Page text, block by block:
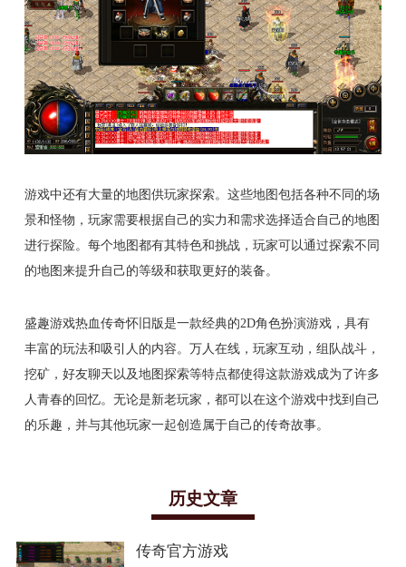
游戏中还有大量的地图供玩家探索。这些地图包括各种不同的场
景和怪物，玩家需要根据自己的实力和需求选择适合自己的地图
进行探险。每个地图都有其特色和挑战，玩家可以通过探索不同
的地图来提升自己的等级和获取更好的装备。
盛趣游戏热血传奇怀旧版是一款经典的2D角色扮演游戏，具有
丰富的玩法和吸引人的内容。万人在线，玩家互动，组队战斗，
挖矿，好友聊天以及地图探索等特点都使得这款游戏成为了许多
人青春的回忆。无论是新老玩家，都可以在这个游戏中找到自己
的乐趣，并与其他玩家一起创造属于自己的传奇故事。
历史文章
传奇官方游戏